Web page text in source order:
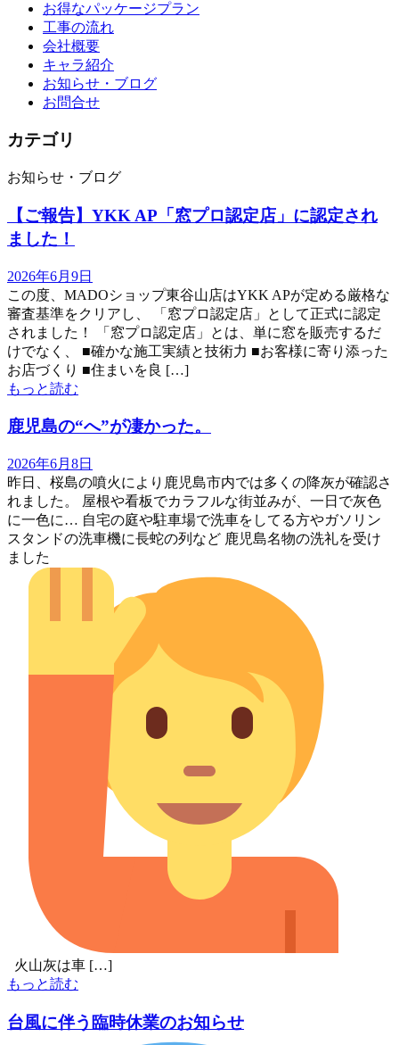
お得なパッケージプラン
工事の流れ
会社概要
キャラ紹介
お知らせ・ブログ
お問合せ
カテゴリ
お知らせ・ブログ
【ご報告】YKK AP「窓プロ認定店」に認定され
ました！
2026年6月9日
この度、MADOショップ東谷山店はYKK APが定める厳格な
審査基準をクリアし、 「窓プロ認定店」として正式に認定
されました！ 「窓プロ認定店」とは、単に窓を販売するだ
けでなく、 ■確かな施工実績と技術力 ■お客様に寄り添った
お店づくり ■住まいを良 […]
もっと読む
鹿児島の“へ”が凄かった。
2026年6月8日
昨日、桜島の噴火により鹿児島市内では多くの降灰が確認さ
れました。 屋根や看板でカラフルな街並みが、一日で灰色
に一色に… 自宅の庭や駐車場で洗車をしてる方やガソリン
スタンドの洗車機に長蛇の列など 鹿児島名物の洗礼を受け
ました
火山灰は車 […]
もっと読む
台風に伴う臨時休業のお知らせ